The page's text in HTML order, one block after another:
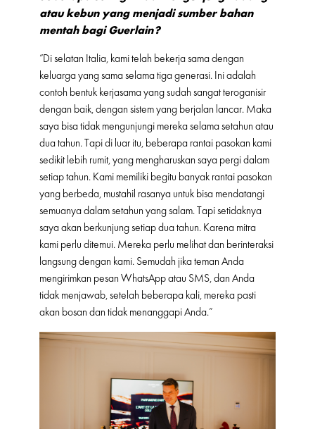
atau kebun yang menjadi sumber bahan
mentah bagi Guerlain?
“Di selatan Italia, kami telah bekerja sama dengan
keluarga yang sama selama tiga generasi. Ini adalah
contoh bentuk kerjasama yang sudah sangat teroganisir
dengan baik, dengan sistem yang berjalan lancar. Maka
saya bisa tidak mengunjungi mereka selama setahun atau
dua tahun. Tapi di luar itu, beberapa rantai pasokan kami
sedikit lebih rumit, yang mengharuskan saya pergi dalam
setiap tahun. Kami memiliki begitu banyak rantai pasokan
yang berbeda, mustahil rasanya untuk bisa mendatangi
semuanya dalam setahun yang salam. Tapi setidaknya
saya akan berkunjung setiap dua tahun. Karena mitra
kami perlu ditemui. Mereka perlu melihat dan berinteraksi
langsung dengan kami. Semudah jika teman Anda
mengirimkan pesan WhatsApp atau SMS, dan Anda
tidak menjawab, setelah beberapa kali, mereka pasti
akan bosan dan tidak menanggapi Anda.”